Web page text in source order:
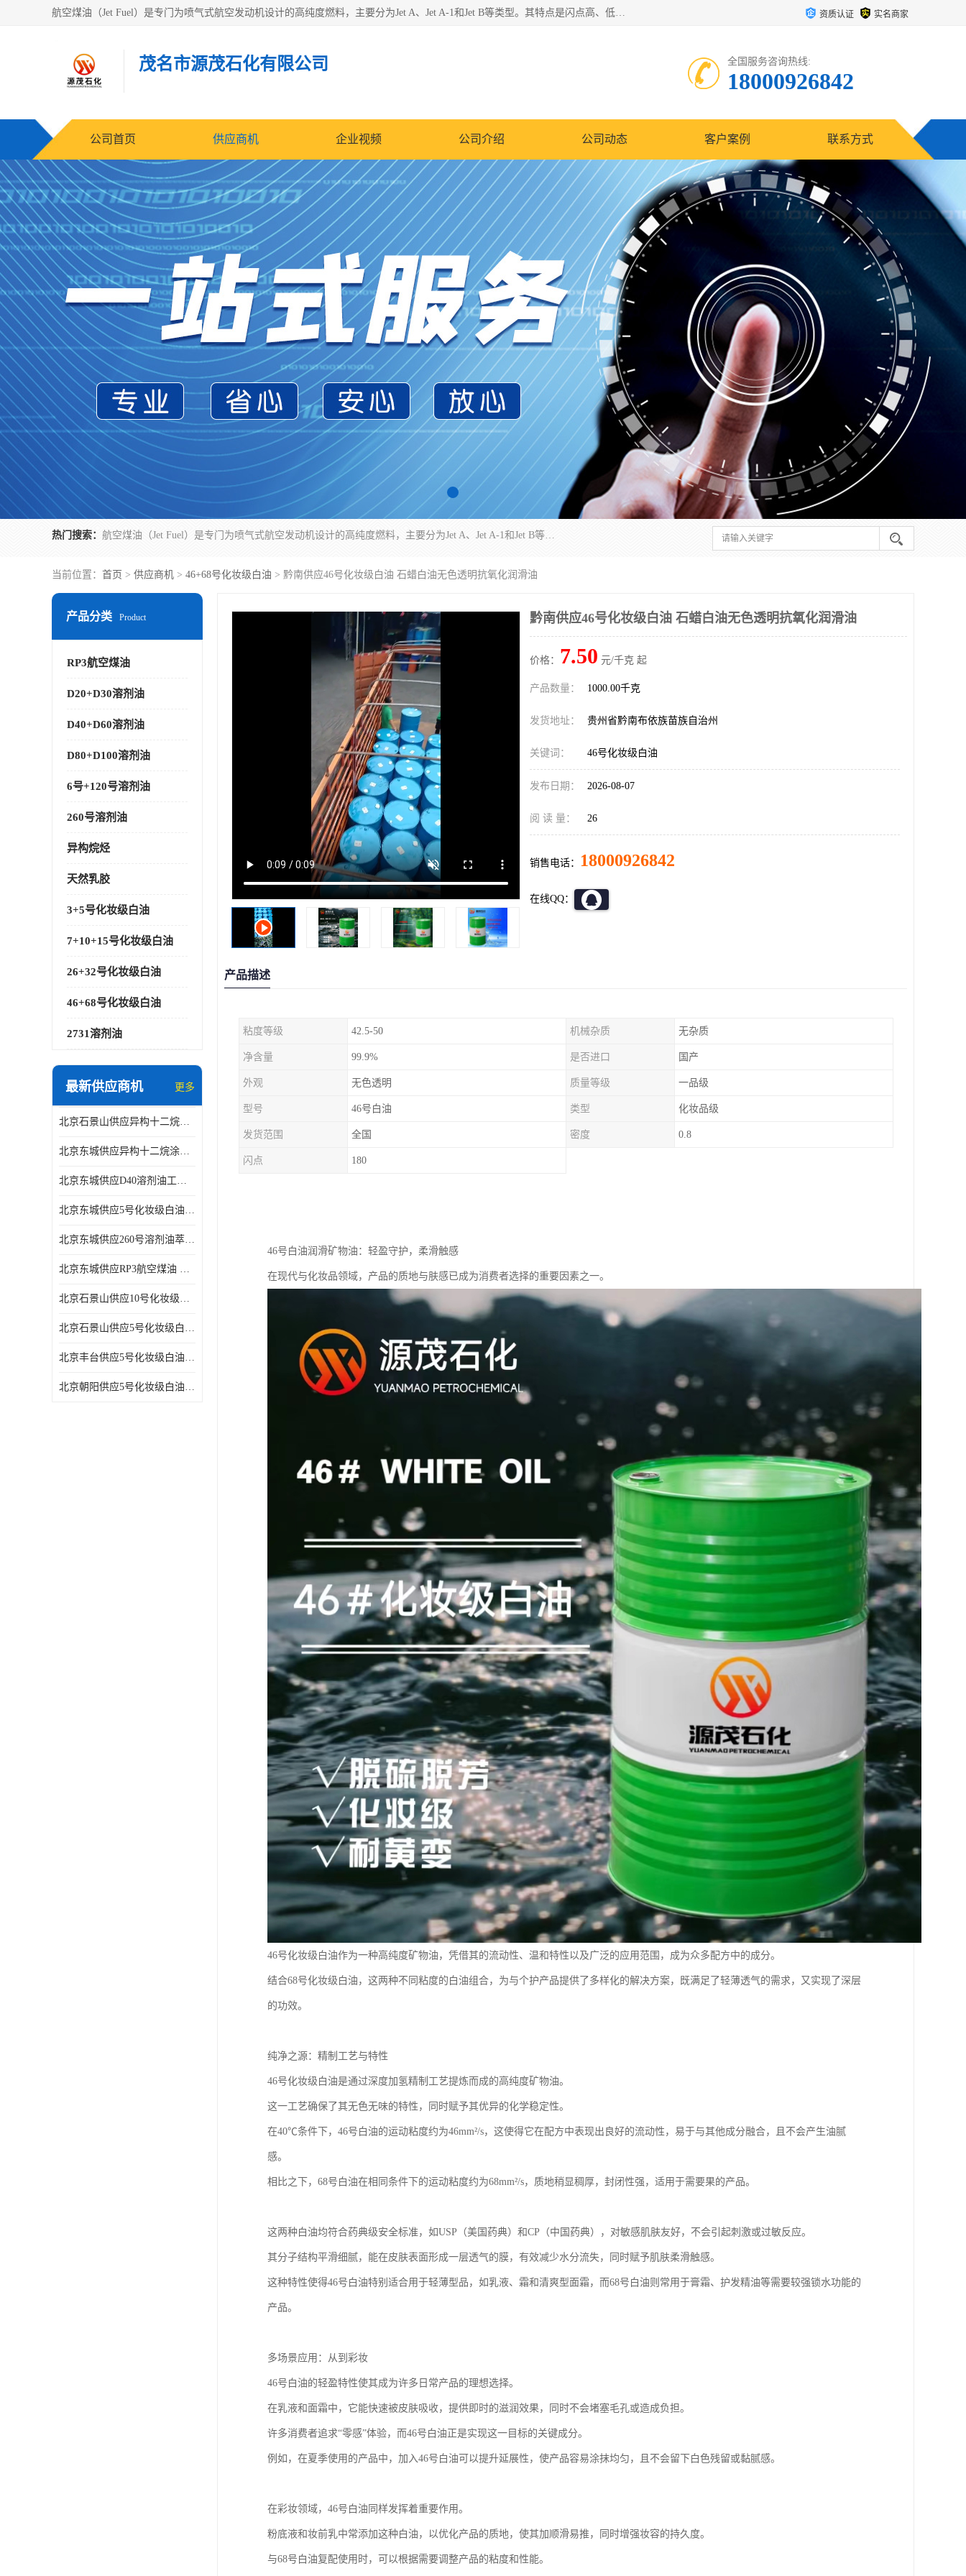
航空煤油（Jet Fuel）是专门为喷气式航空发动机设计的高纯度燃料，主要分为Jet A、Jet A-1和Jet B等类型。其特点是闪点高、低温流动性好，并添加了抗静电剂和抗氧化剂以确保飞行安全。航空煤油需 资质认证 实名商家
茂名市源茂石化有限公司 全国服务咨询热线:
18000926842
公司首页 供应商机 企业视频 公司介绍 公司动态 客户案例 联系方式
热门搜索： 航空煤油（Jet Fuel）是专门为喷气式航空发动机设计的高纯度燃料，主要分为Jet A、Jet A-1和Jet B等类型。其特点是闪点高、低温流动性好，并添加了抗静电剂和抗氧化剂以确保飞行安全。航空煤油需
当前位置： 首页 > 供应商机 > 46+68号化妆级白油 > 黔南供应46号化妆级白油 石蜡白油无色透明抗氧化润滑油
产品分类 Product
RP3航空煤油
D20+D30溶剂油
D40+D60溶剂油
D80+D100溶剂油
6号+120号溶剂油
260号溶剂油
异构烷烃
天然乳胶
3+5号化妆级白油
7+10+15号化妆级白油
26+32号化妆级白油
46+68号化妆级白油
2731溶剂油
最新供应商机 更多
北京石景山供应异构十二烷香精助剂
北京东城供应异构十二烷涂料胶粘油墨稀释剂
北京东城供应D40溶剂油工业金属清洗
北京东城供应5号化妆级白油钻井液润滑剂
北京东城供应260号溶剂油萃取溶剂油金属萃取剂
北京东城供应RP3航空煤油 高含量国标工业级航空煤油燃料油 无色透明
北京石景山供应10号化妆级白油高精密机械润滑油
北京石景山供应5号化妆级白油缝纫机油 设备润滑油
北京丰台供应5号化妆级白油纤维与织物柔软光亮
北京朝阳供应5号化妆级白油纺织时的润滑剂
黔南供应46号化妆级白油 石蜡白油无色透明抗氧化润滑油
价格： 7.50 元/千克 起
产品数量： 1000.00千克
发货地址： 贵州省黔南布依族苗族自治州
关键词： 46号化妆级白油
发布日期： 2026-08-07
阅 读 量： 26
销售电话： 18000926842
在线QQ：
产品描述
粘度等级 42.5-50 机械杂质 无杂质
净含量 99.9% 是否进口 国产
外观 无色透明 质量等级 一品级
型号 46号白油 类型 化妆品级
发货范围 全国 密度 0.8
闪点 180
46号白油润滑矿物油：轻盈守护，柔滑触感
在现代与化妆品领域，产品的质地与肤感已成为消费者选择的重要因素之一。
46号化妆级白油作为一种高纯度矿物油，凭借其的流动性、温和特性以及广泛的应用范围，成为众多配方中的成分。
结合68号化妆级白油，这两种不同粘度的白油组合，为与个护产品提供了多样化的解决方案，既满足了轻薄透气的需求，又实现了深层
的功效。
纯净之源：精制工艺与特性
46号化妆级白油是通过深度加氢精制工艺提炼而成的高纯度矿物油。
这一工艺确保了其无色无味的特性，同时赋予其优异的化学稳定性。
在40℃条件下，46号白油的运动粘度约为46mm²/s，这使得它在配方中表现出良好的流动性，易于与其他成分融合，且不会产生油腻
感。
相比之下，68号白油在相同条件下的运动粘度约为68mm²/s，质地稍显稠厚，封闭性强，适用于需要果的产品。
这两种白油均符合药典级安全标准，如USP（美国药典）和CP（中国药典），对敏感肌肤友好，不会引起刺激或过敏反应。
其分子结构平滑细腻，能在皮肤表面形成一层透气的膜，有效减少水分流失，同时赋予肌肤柔滑触感。
这种特性使得46号白油特别适合用于轻薄型品，如乳液、霜和清爽型面霜，而68号白油则常用于膏霜、护发精油等需要较强锁水功能的
产品。
多场景应用：从到彩妆
46号白油的轻盈特性使其成为许多日常产品的理想选择。
在乳液和面霜中，它能快速被皮肤吸收，提供即时的滋润效果，同时不会堵塞毛孔或造成负担。
许多消费者追求“零感”体验，而46号白油正是实现这一目标的关键成分。
例如，在夏季使用的产品中，加入46号白油可以提升延展性，使产品容易涂抹均匀，且不会留下白色残留或黏腻感。
在彩妆领域，46号白油同样发挥着重要作用。
粉底液和妆前乳中常添加这种白油，以优化产品的质地，使其加顺滑易推，同时增强妆容的持久度。
与68号白油复配使用时，可以根据需要调整产品的粘度和性能。